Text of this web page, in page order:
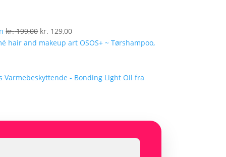
kr.199,00 Den
oprindelige
kr. 199,00.
kr. 129,00Den
aktuelle
kr. 129,00.
OSOS+ ~ Tørshampoo,
Varmebeskyttende - Bonding Light Oil fra